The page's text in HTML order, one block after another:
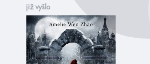
již vyšlo